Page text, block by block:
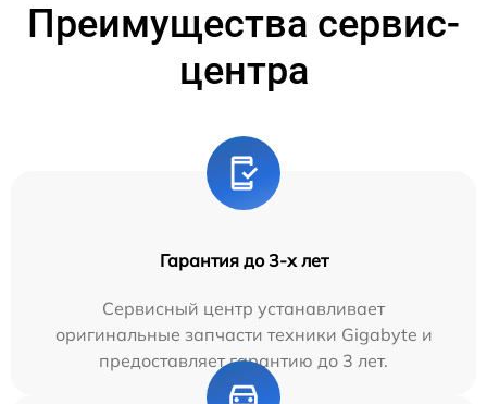
Преимущества сервис-
центра
Гарантия до 3-х лет
Сервисный центр устанавливает
оригинальные запчасти техники Gigabyte и
предоставляет гарантию до 3 лет.